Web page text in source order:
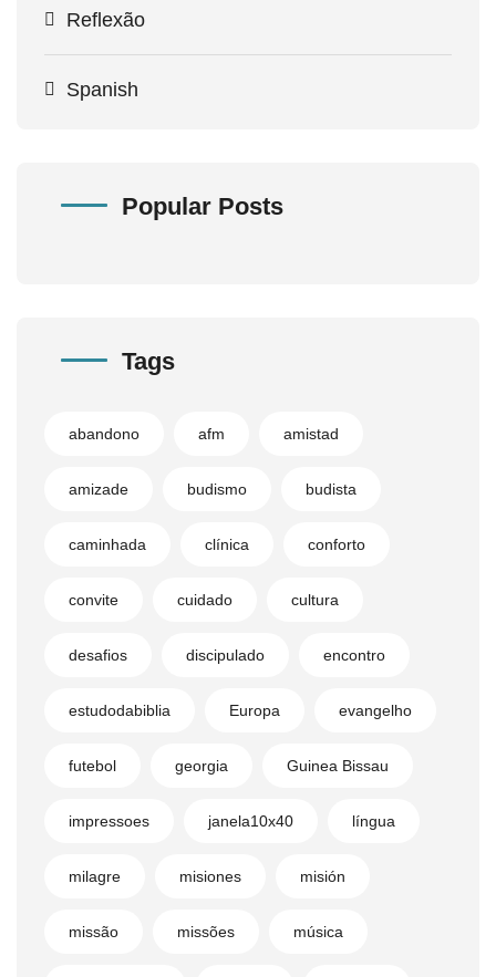
Reflexão
Spanish
Popular Posts
Tags
abandono afm amistad
amizade budismo budista
caminhada clínica conforto
convite cuidado cultura
desafios discipulado encontro
estudodabiblia Europa evangelho
futebol georgia Guinea Bissau
impressoes janela10x40 língua
milagre misiones misión
missão missões música